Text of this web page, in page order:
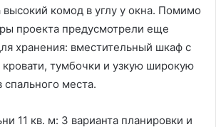
высокий комод в углу у окна. Помимо
проекта предусмотрели еще
хранения: вместительный шкаф с
кровати, тумбочки и узкую широкую
спального места.